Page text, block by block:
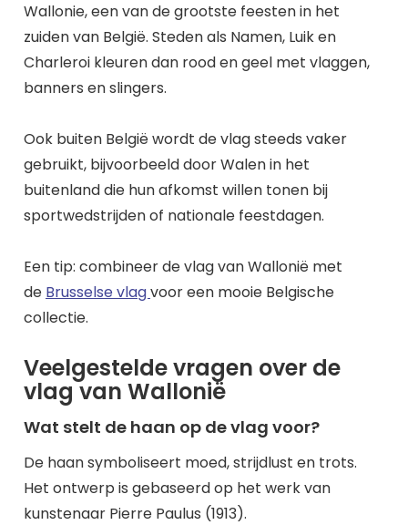
Wallonie, een van de grootste feesten in het
zuiden van België. Steden als Namen, Luik en
Charleroi kleuren dan rood en geel met vlaggen,
banners en slingers.
Ook buiten België wordt de vlag steeds vaker
gebruikt, bijvoorbeeld door Walen in het
buitenland die hun afkomst willen tonen bij
sportwedstrijden of nationale feestdagen.
Een tip: combineer de vlag van Wallonië met
de Brusselse vlagvoor een mooie Belgische
collectie.
Veelgestelde vragen over de
vlag van Wallonië
Wat stelt de haan op de vlag voor?
De haan symboliseert moed, strijdlust en trots.
Het ontwerp is gebaseerd op het werk van
kunstenaar Pierre Paulus (1913).